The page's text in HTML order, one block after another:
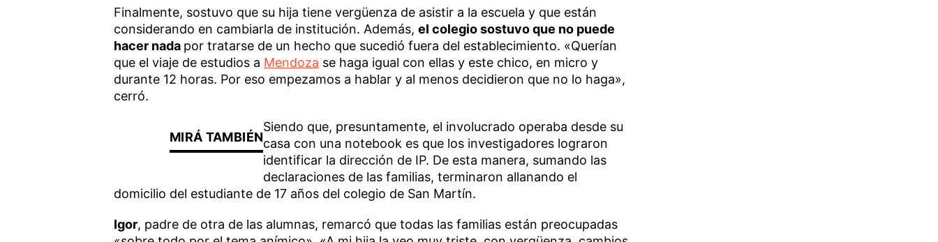
Finalmente, sostuvo que su hija tiene vergüenza de asistir a la escuela y que están
considerando en cambiarla de institución. Además, el colegio sostuvo que no puede
hacer nada por tratarse de un hecho que sucedió fuera del establecimiento. «Querían
que el viaje de estudios a Mendoza se haga igual con ellas y este chico, en micro y
durante 12 horas. Por eso empezamos a hablar y al menos decidieron que no lo haga»,
cerró.
Siendo que, presuntamente, el involucrado operaba desde su
casa con una notebook es que los investigadores lograron
identificar la dirección de IP. De esta manera, sumando las
declaraciones de las familias, terminaron allanando el
domicilio del estudiante de 17 años del colegio de San Martín.
Igor, padre de otra de las alumnas, remarcó que todas las familias están preocupadas